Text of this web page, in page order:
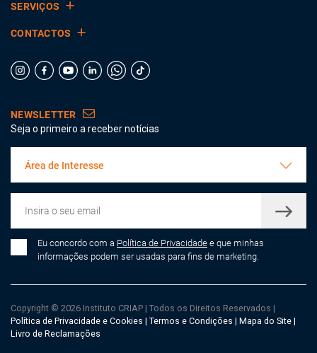
SERVIÇOS
CONTACTOS
NEWSLETTER
Seja o primeiro a receber notícias
Área de Interesse
Eu concordo com a Política de Privacidade e que minhas
informações podem ser usadas para fins de marketing.
Copyright © 2026 Instituto CRIAP | Todos os Direitos Reservados |
Política de Privacidade e Cookies | Termos e Condições | Mapa do Site |
Livro de Reclamações